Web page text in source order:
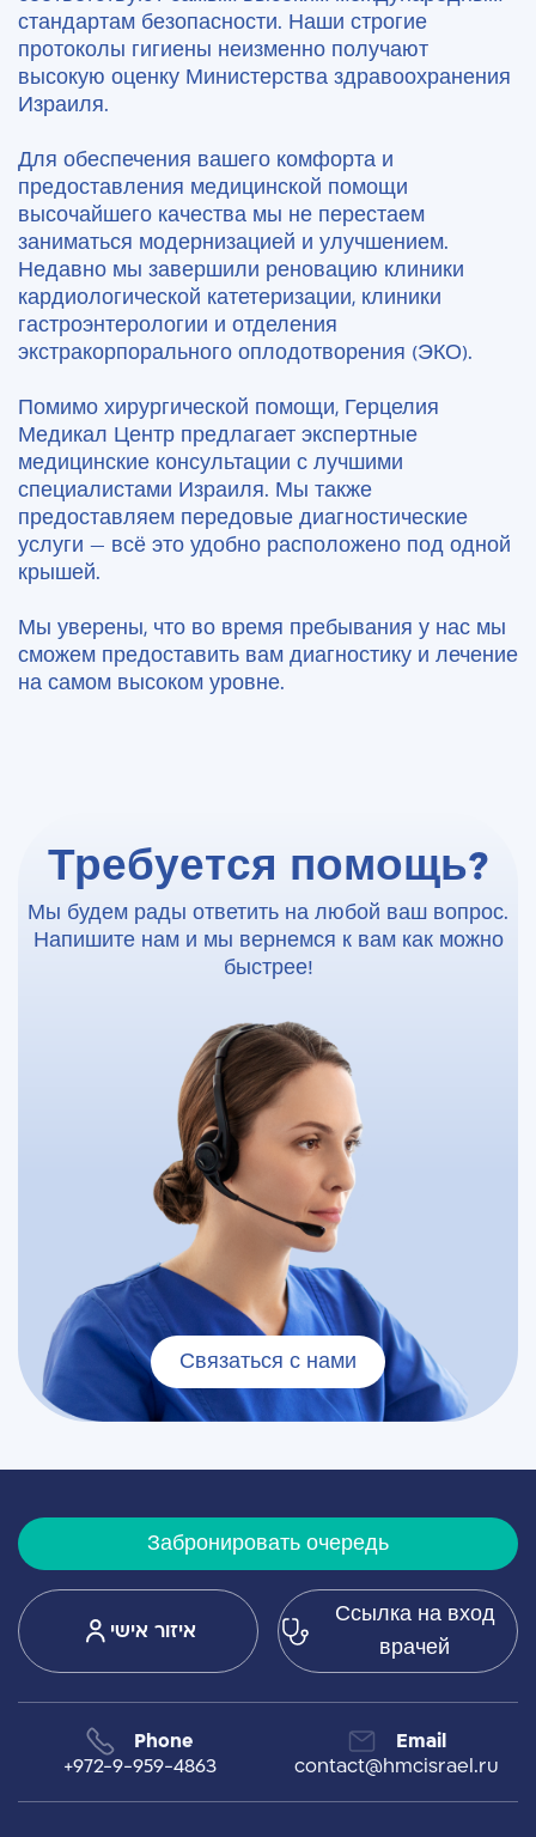
стандартам безопасности. Наши строгие
протоколы гигиены неизменно получают
высокую оценку Министерства здравоохранения
Израиля.
Для обеспечения вашего комфорта и
предоставления медицинской помощи
высочайшего качества мы не перестаем
заниматься модернизацией и улучшением.
Недавно мы завершили реновацию клиники
кардиологической катетеризации, клиники
гастроэнтерологии и отделения
экстракорпорального оплодотворения (ЭКО).
Помимо хирургической помощи, Герцелия
Медикал Центр предлагает экспертные
медицинские консультации с лучшими
специалистами Израиля. Мы также
предоставляем передовые диагностические
услуги — всё это удобно расположено под одной
крышей.
Мы уверены, что во время пребывания у нас мы
сможем предоставить вам диагностику и лечение
на самом высоком уровне.
Требуется помощь?
Мы будем рады ответить на любой ваш вопрос.
Напишите нам и мы вернемся к вам как можно
быстрее!
Связаться с нами
Забронировать очередь
איזור אישי
Ссылка на вход
врачей
Phone
+972-9-959-4863
Email
contact@hmcisrael.ru